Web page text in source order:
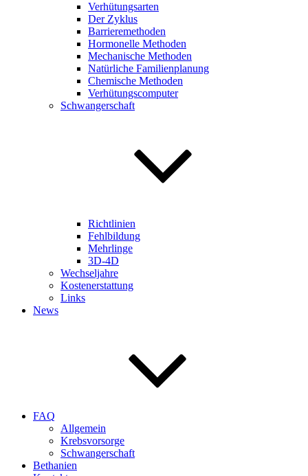
Verhütungsarten
Der Zyklus
Barrieremethoden
Hormonelle Methoden
Mechanische Methoden
Natürliche Familienplanung
Chemische Methoden
Verhütungscomputer
Schwangerschaft
Richtlinien
Fehlbildung
Mehrlinge
3D-4D
Wechseljahre
Kostenerstattung
Links
News
FAQ
Allgemein
Krebsvorsorge
Schwangerschaft
Bethanien